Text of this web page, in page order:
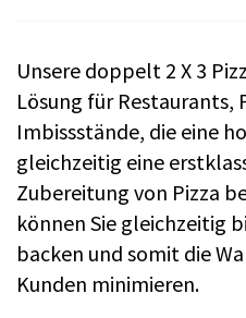
Unsere doppelt 2 X 3
Lösung für Restaurants,
Imbissstände, die eine
gleichzeitig eine
Zubereitung von Pizza
können Sie gleichzeitig
backen und somit die
Kunden minimieren.